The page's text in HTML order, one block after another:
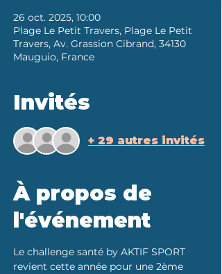
26 oct. 2025, 10:00
Plage Le Petit Travers, Plage Le Petit
Travers, Av. Grassion Cibrand, 34130
Mauguio, France
Invités
+ 29 autres invités
À propos de
l'événement
Le challenge santé by AKTIF SPORT
revient cette année pour une 2ème